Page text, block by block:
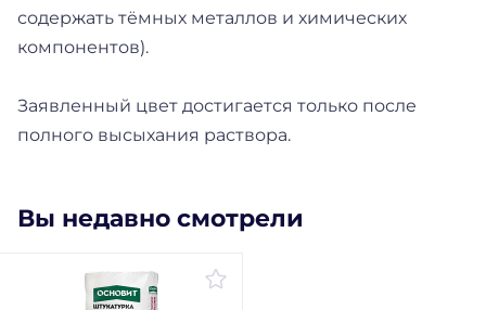
содержать тёмных металлов и химических
компонентов).
Заявленный цвет достигается только после
полного высыхания раствора.
Вы недавно смотрели